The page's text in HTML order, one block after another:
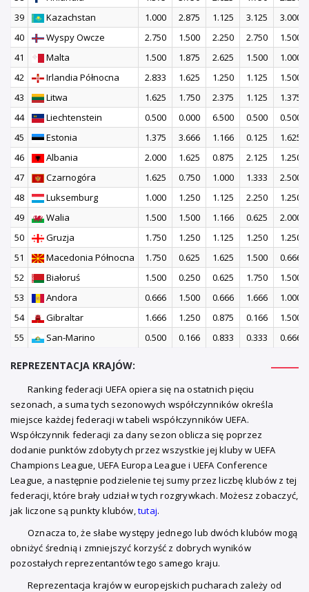
39
Kazachstan 1.000 2.875 1.125 3.125
3.000
40
Wyspy Owcze 2.750 1.500 2.250 2.750
1.500
41
Malta 1.500 1.875 2.625 1.500
1.000
42
Irlandia Północna 2.833 1.625 1.250 1.125
1.500
43
Litwa 1.625 1.750 2.375 1.125
1.375
44
Liechtenstein 0.500 0.000 6.500 0.500
0.500
45
Estonia 1.375 3.666 1.166 0.125
1.625
46
Albania 2.000 1.625 0.875 2.125
1.250
47
Czarnogóra 1.625 0.750 1.000 1.333
2.500
48
Luksemburg 1.000 1.250 1.125 2.250
1.250
49
Walia 1.500 1.500 1.166 0.625
2.000
50
Gruzja 1.750 1.250 1.125 1.250
1.250
51
Macedonia Północna 1.750 0.625 1.625 1.500
0.666
52
Białoruś 1.500 0.250 0.625 1.750
1.500
53
Andora 0.666 1.500 0.666 1.666
1.000
54
Gibraltar 1.666 1.250 0.875 0.166
1.500
55
San-Marino 0.500 0.166 0.833 0.333 0.666
REPREZENTACJA KRAJÓW:
Ranking federacji UEFA opiera się na ostatnich pięciu
sezonach, a suma tych sezonowych współczynników określa
miejsce każdej federacji w tabeli współczynników UEFA.
Współczynnik federacji za dany sezon oblicza się poprzez
dodanie punktów zdobytych przez wszystkie jej kluby w UEFA
Champions League, UEFA Europa League i UEFA Conference
League, a następnie podzielenie tej sumy przez liczbę klubów z tej
federacji, które brały udział w tych rozgrywkach. Możesz zobaczyć,
jak liczone są punkty klubów,tutaj.
Oznacza to, że słabe występy jednego lub dwóch klubów mogą
obniżyć średnią i zmniejszyć korzyść z dobrych wyników
pozostałych reprezentantów tego samego kraju.
Reprezentacja krajów w europejskich pucharach zależy od